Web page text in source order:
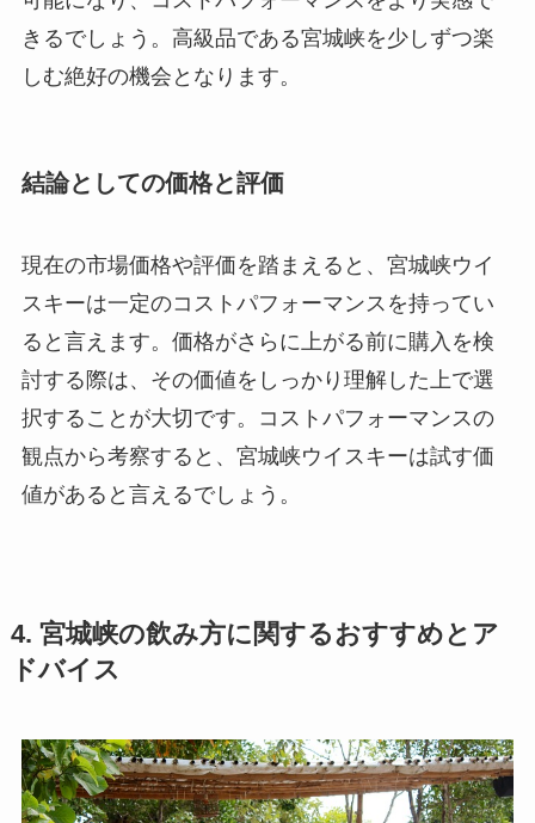
きるでしょう。高級品である宮城峡を少しずつ楽
しむ絶好の機会となります。
結論としての価格と評価
現在の市場価格や評価を踏まえると、宮城峡ウイ
スキーは一定のコストパフォーマンスを持ってい
ると言えます。価格がさらに上がる前に購入を検
討する際は、その価値をしっかり理解した上で選
択することが大切です。コストパフォーマンスの
観点から考察すると、宮城峡ウイスキーは試す価
値があると言えるでしょう。
4. 宮城峡の飲み方に関するおすすめとア
ドバイス